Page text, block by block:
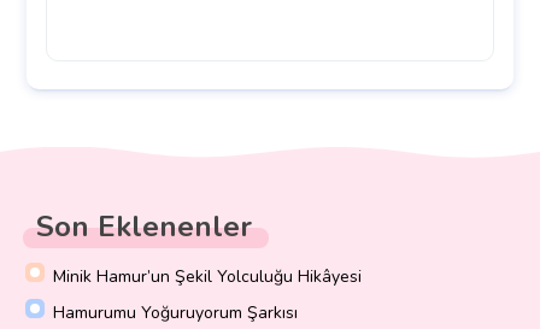
Son Eklenenler
Minik Hamur’un Şekil Yolculuğu Hikâyesi
Hamurumu Yoğuruyorum Şarkısı